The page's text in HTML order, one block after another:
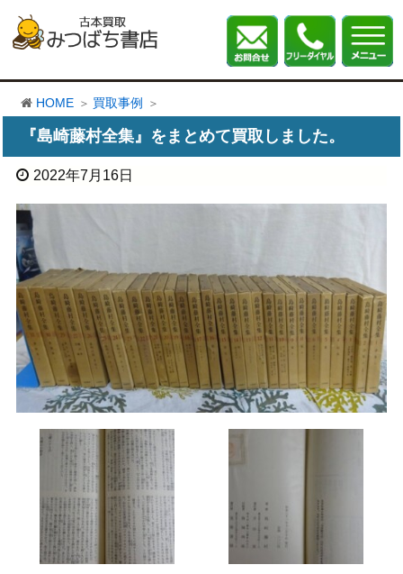
HOME 買取事例
『島崎藤村全集』をまとめて買取しました。
2022年7月16日